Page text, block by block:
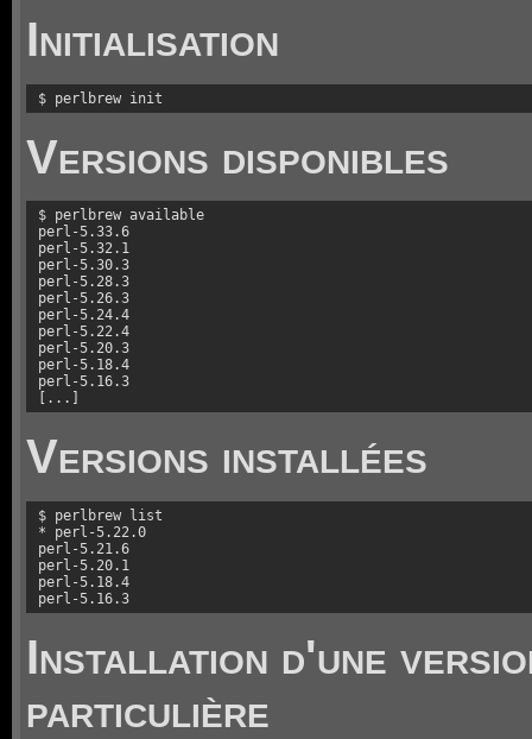
Initialisation
$ perlbrew init
Versions disponibles
$ perlbrew available
perl-5.33.6
perl-5.32.1
perl-5.30.3
perl-5.28.3
perl-5.26.3
perl-5.24.4
perl-5.22.4
perl-5.20.3
perl-5.18.4
perl-5.16.3
[...]
Versions installées
$ perlbrew list
* perl-5.22.0
perl-5.21.6
perl-5.20.1
perl-5.18.4
perl-5.16.3
Installation d'une
particulière